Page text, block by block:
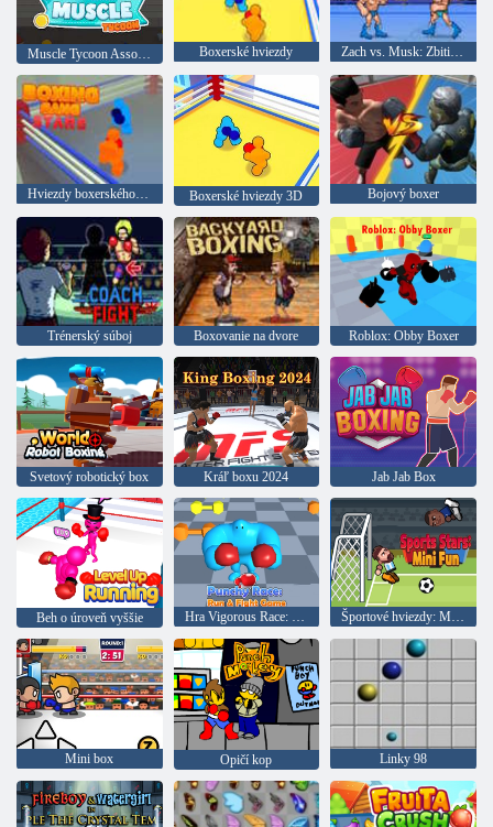
Muscle Tycoon Association Boxerské hviezdy Zach vs. Musk: Zbitie Technobrothera
Hviezdy boxerského gangu Boxerské hviezdy 3D Bojový boxer
Trénerský súboj Boxovanie na dvore Roblox: Obby Boxer
Svetový robotický box Kráľ boxu 2024 Jab Jab Box
Beh o úroveň vyššie Hra Vigorous Race: Run and Fight Športové hviezdy: Mini zábava
Mini box Opičí kop Linky 98